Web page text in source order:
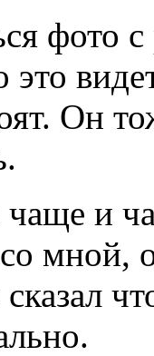
фото
это
Он
чаще и
мной,